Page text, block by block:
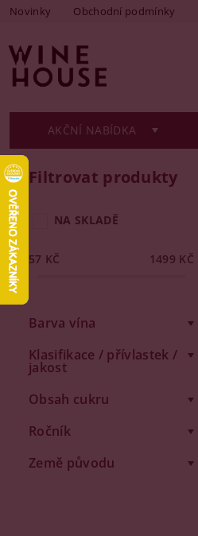
Novinky Obchodní podmínky
AKČNÍ NABÍDKA
Filtrovat produkty
NA SKLADĚ
57 KČ 1499 KČ
Barva vína
Klasifikace / přívlastek /
jakost
Obsah cukru
Ročník
Země původu